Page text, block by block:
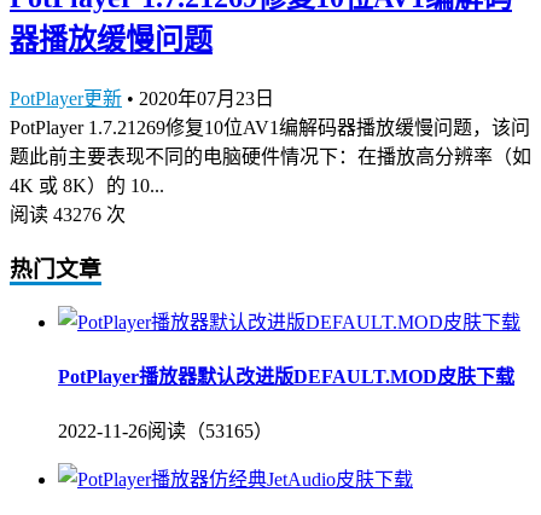
器播放缓慢问题
PotPlayer更新 • 2020年07月23日
PotPlayer 1.7.21269修复10位AV1编解码器播放缓慢问题，该问
题此前主要表现不同的电脑硬件情况下：在播放高分辨率（如
4K 或 8K）的 10...
阅读 43276 次
热门文章
PotPlayer播放器默认改进版DEFAULT.MOD皮肤下载
2022-11-26阅读（53165）